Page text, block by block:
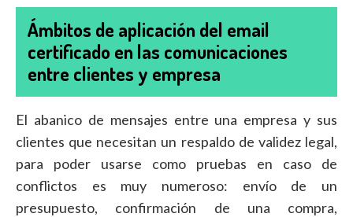
Ámbitos de aplicación del email
certificado en las comunicaciones
entre clientes y empresa
El abanico de mensajes entre una empresa y sus
clientes que necesitan un respaldo de validez legal,
para poder usarse como pruebas en caso de
conflictos es muy numeroso: envío de un
presupuesto, confirmación de una compra,